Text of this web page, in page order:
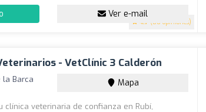
4.7 (80 opiniones)
Ver e-mail
- VetClínic 3 Calderón
la Barca
Mapa
clínica veterinaria de confianza en Rubí,